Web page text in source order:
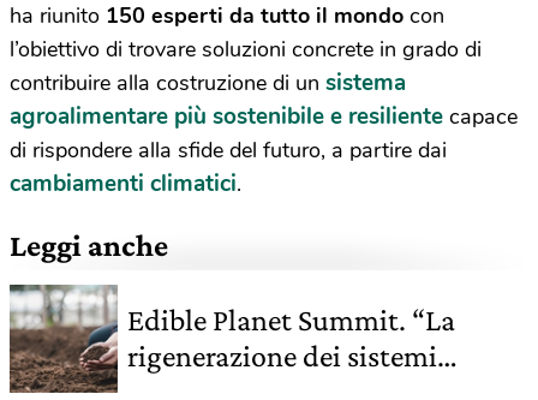
ha riunito 150 esperti da tutto il mondo con
l’obiettivo di trovare soluzioni concrete in grado di
contribuire alla costruzione di un sistema
agroalimentare più sostenibile e resiliente capace
di rispondere alla sfide del futuro, a partire dai
cambiamenti climatici.
Leggi anche
Edible Planet Summit. “La
rigenerazione dei sistemi